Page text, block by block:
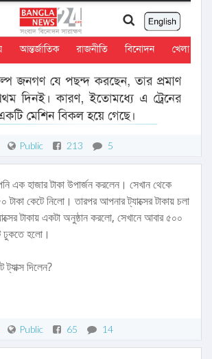
Public 213 5
এক হাজার টাকা উপার্জন করলেন। সেখান থেকে
টাকা কেটে নিলো। তারপর আপনার ট্যাক্সের টাকায় চলা
টাকায় একটা অনুষ্ঠান করলো, সেখানে আবার ৫০০
ঢুকতে হলো।
দিলেন?
Public 65 14